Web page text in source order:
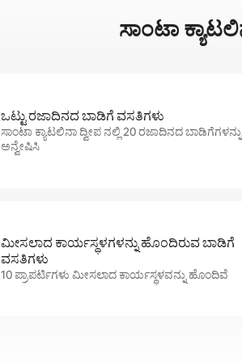
ಸಾಂಟಾ
ಒಟ್ಟು ರಜಾದಿನದ ಬಾಡಿಗೆ ವಸತಿಗಳು
ಸಾಂಟಾ ಕ್ಯಾಟಲಿನಾ ದ್ವೀಪ ನಲ್ಲಿ 20 ರಜಾದಿನದ ಬಾಡಿಗೆಗಳನ್ನು
ಅನ್ವೇಷಿಸಿ
ಮೀಸಲಾದ ಕಾರ್ಯಸ್ಥಳಗಳನ್ನು ಹೊಂದಿರುವ ಬಾಡಿಗೆ
ವಸತಿಗಳು
10 ಪ್ರಾಪರ್ಟಿಗಳು ಮೀಸಲಾದ ಕಾರ್ಯಸ್ಥಳವನ್ನು ಹೊಂದಿವೆ